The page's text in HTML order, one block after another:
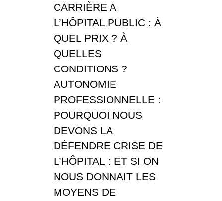
CARRIÈRE A
L’HÔPITAL PUBLIC : À
QUEL PRIX ? À
QUELLES
CONDITIONS ?
AUTONOMIE
PROFESSIONNELLE :
POURQUOI NOUS
DEVONS LA
DÉFENDRE CRISE DE
L’HÔPITAL : ET SI ON
NOUS DONNAIT LES
MOYENS DE